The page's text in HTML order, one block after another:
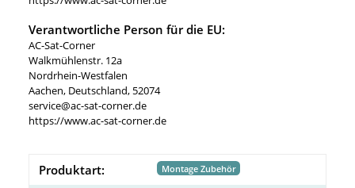
Verantwortliche Person für die EU:
AC-Sat-Corner
Walkmühlenstr. 12a
Nordrhein-Westfalen
Aachen, Deutschland, 52074
service@ac-sat-corner.de
https://www.ac-sat-corner.de
Produktart: Montage Zubehör